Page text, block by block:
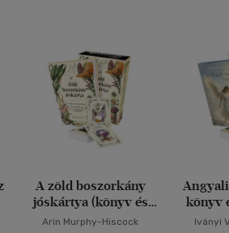
A zöld boszorkány
jóskártya (könyv és
kártya)
Arin Murphy-Hiscock
könyv
Iványi